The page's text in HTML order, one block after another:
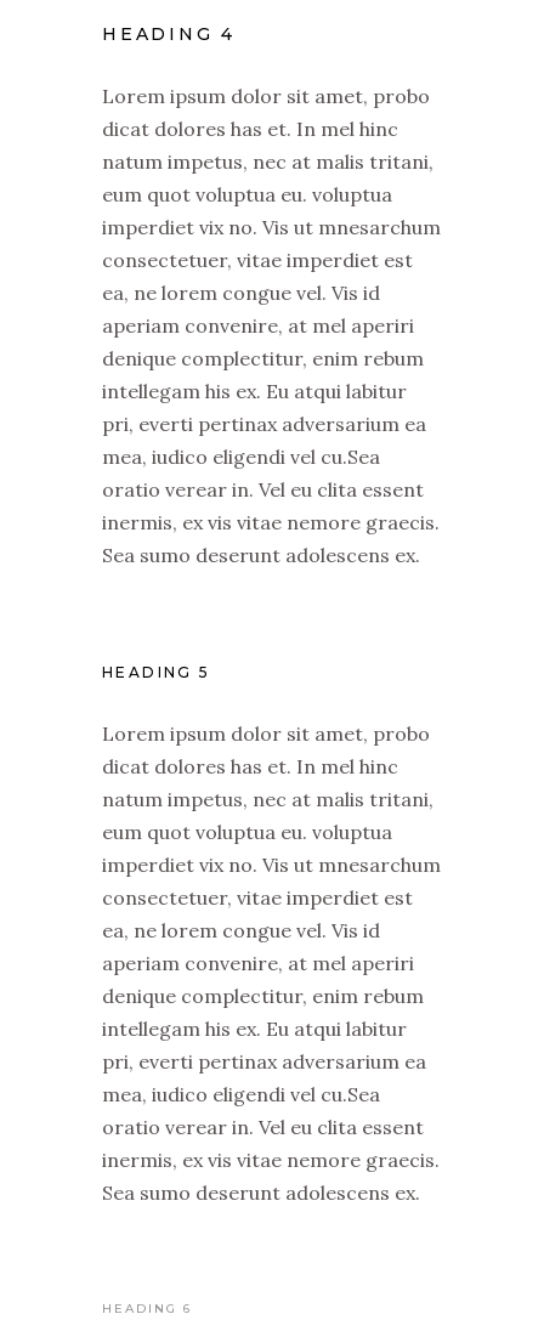
HEADING 4
Lorem ipsum dolor sit amet, probo
dicat dolores has et. In mel hinc
natum impetus, nec at malis tritani,
eum quot voluptua eu. voluptua
imperdiet vix no. Vis ut mnesarchum
consectetuer, vitae imperdiet est
ea, ne lorem congue vel. Vis id
aperiam convenire, at mel aperiri
denique complectitur, enim rebum
intellegam his ex. Eu atqui labitur
pri, everti pertinax adversarium ea
mea, iudico eligendi vel cu.Sea
oratio verear in. Vel eu clita essent
inermis, ex vis vitae nemore graecis.
Sea sumo deserunt adolescens ex.
HEADING 5
Lorem ipsum dolor sit amet, probo
dicat dolores has et. In mel hinc
natum impetus, nec at malis tritani,
eum quot voluptua eu. voluptua
imperdiet vix no. Vis ut mnesarchum
consectetuer, vitae imperdiet est
ea, ne lorem congue vel. Vis id
aperiam convenire, at mel aperiri
denique complectitur, enim rebum
intellegam his ex. Eu atqui labitur
pri, everti pertinax adversarium ea
mea, iudico eligendi vel cu.Sea
oratio verear in. Vel eu clita essent
inermis, ex vis vitae nemore graecis.
Sea sumo deserunt adolescens ex.
HEADING 6